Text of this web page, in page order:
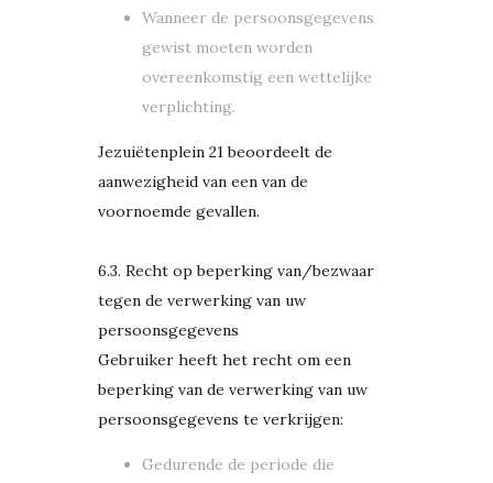
Wanneer de persoonsgegevens
gewist moeten worden
overeenkomstig een wettelijke
verplichting.
Jezuiëtenplein 21 beoordeelt de
aanwezigheid van een van de
voornoemde gevallen.
6.3. Recht op beperking van/bezwaar
tegen de verwerking van uw
persoonsgegevens
Gebruiker heeft het recht om een
beperking van de verwerking van uw
persoonsgegevens te verkrijgen:
Gedurende de periode die